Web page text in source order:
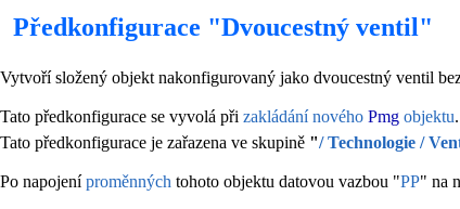
Předkonfigurace "Dvoucestný ventil"
Vytvoří složený objekt nakonfigurovaný jako dvoucestný ventil
Tato předkonfigurace se vyvolá při zakládání nového Pmg objektu.
Tato předkonfigurace je zařazena ve skupině "/ Technologie /
Po napojeníproměnných tohoto objektu datovou vazbou "PP" na